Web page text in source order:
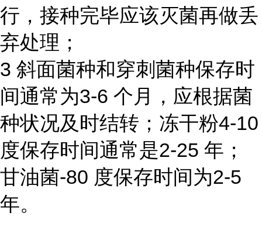
行，接种完毕应该灭菌再做丢
弃处理；
3 斜面菌种和穿刺菌种保存时
间通常为3-6 个月，应根据菌
种状况及时结转；冻干粉4-10
度保存时间通常是2-25 年；
甘油菌-80 度保存时间为2-5
年。